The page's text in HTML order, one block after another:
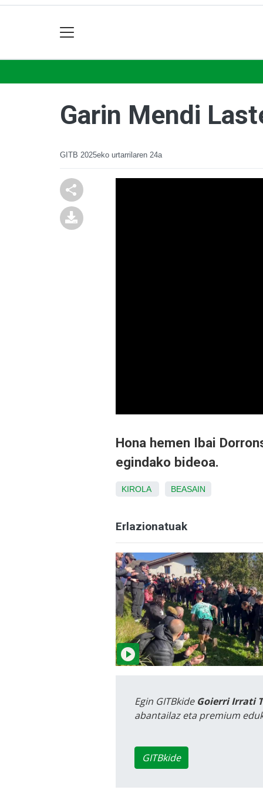
Garin Mendi
GITB 2025eko urtarrilaren 24a
Hona hemen Ibai
egindako bideoa.
KIROLA BEASAIN
Erlazionatuak
Egin GITBkide Goierri Irrati
abantailaz eta premium
GITBkide